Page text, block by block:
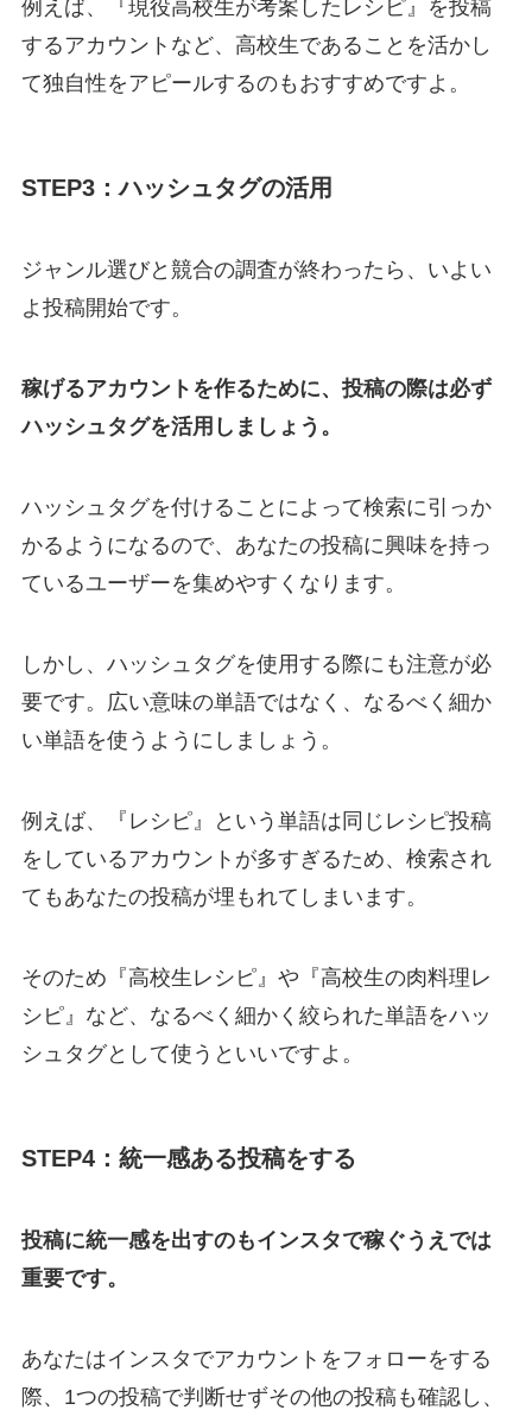
例えば、『現役高校生が考案したレシピ』を投稿
するアカウントなど、高校生であることを活かし
て独自性をアピールするのもおすすめですよ。
STEP3：ハッシュタグの活用
ジャンル選びと競合の調査が終わったら、いよい
よ投稿開始です。
稼げるアカウントを作るために、投稿の際は必ず
ハッシュタグを活用しましょう。
ハッシュタグを付けることによって検索に引っか
かるようになるので、あなたの投稿に興味を持っ
ているユーザーを集めやすくなります。
しかし、ハッシュタグを使用する際にも注意が必
要です。広い意味の単語ではなく、なるべく細か
い単語を使うようにしましょう。
例えば、『レシピ』という単語は同じレシピ投稿
をしているアカウントが多すぎるため、検索され
てもあなたの投稿が埋もれてしまいます。
そのため『高校生レシピ』や『高校生の肉料理レ
シピ』など、なるべく細かく絞られた単語をハッ
シュタグとして使うといいですよ。
STEP4：統一感ある投稿をする
投稿に統一感を出すのもインスタで稼ぐうえでは
重要です。
あなたはインスタでアカウントをフォローをする
際、1つの投稿で判断せずその他の投稿も確認し、